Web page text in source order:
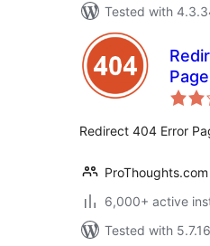
Tested with
Redirect 404 Error
ProThoughts.com
6,000+ active
Tested with 5.7.16